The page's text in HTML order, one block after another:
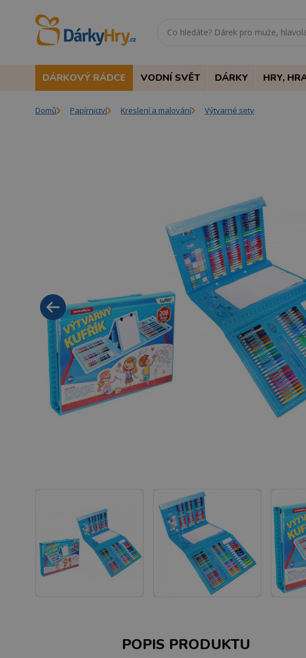
DÁRKOVÝ RÁDCE VODNÍ SVĚT DÁRKY HRY,
Domů Papírnictví Kreslení a malování Výtvarné sety
POPIS PRODUKTU